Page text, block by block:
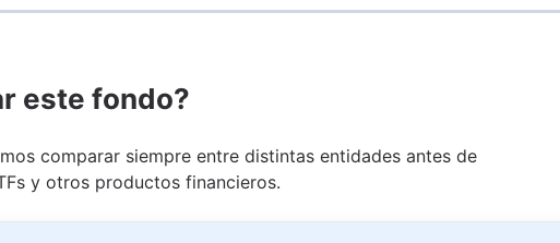
este fondo?
comparar siempre entre distintas entidades antes de
y otros productos financieros.